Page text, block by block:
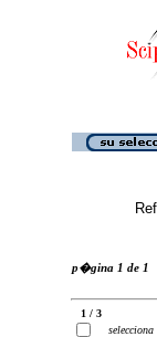
p�gina 1 de 1
1 / 3
selecciona